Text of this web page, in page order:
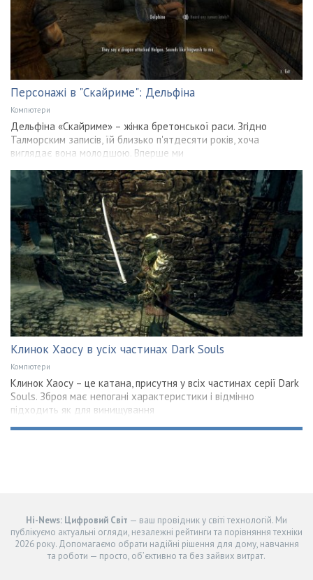
Персонажі в "Скайриме": Дельфіна
Компютери
Дельфіна «Скайриме» – жінка бретонської раси. Згідно
Талморским записів, їй близько п'ятдесяти років, хоча
виглядає вона молодшою. Вперше ми
Клинок Хаосу в усіх частинах Dark Souls
Компютери
Клинок Хаосу – це катана, присутня у всіх частинах серії Dark
Souls. Зброя має непогані характеристики і відмінно
підходить як для винищування
Hi-News: Цифровий Світ — ваш провідник у світі технологій. Ми
публікуємо актуальні огляди, незалежні рейтинги та порівняння техніки
2026 року. Допомагаємо обрати надійні рішення для дому, навчання
та роботи — просто, об’єктивно та без зайвих витрат.